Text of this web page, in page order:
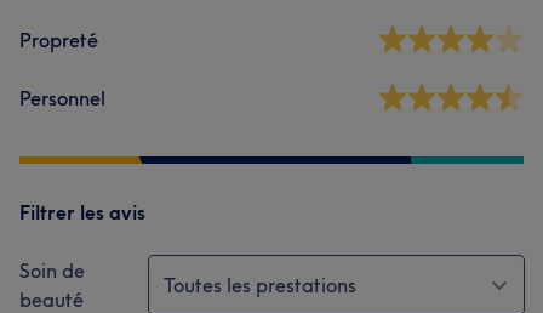
Propreté
Personnel
Filtrer les avis
Soin de
beauté
Toutes les prestations